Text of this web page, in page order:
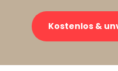
Kostenlos &